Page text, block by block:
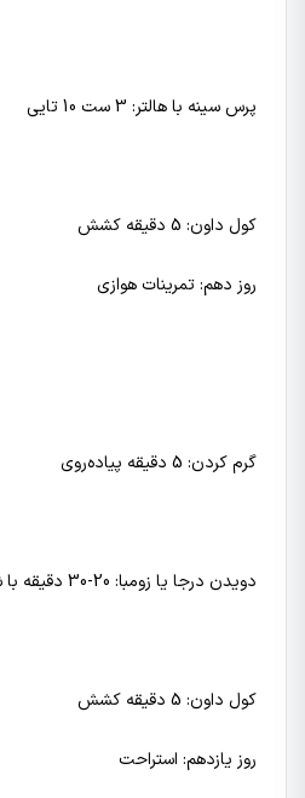
پرس سینه با هالتر: 3 ست 10 تایی
کول داون: 5 دقیقه کشش
روز دهم: تمرینات هوازی
گرم کردن: 5 دقیقه پیاده‌روی
دویدن درجا یا زومبا: 20-30 دقیقه با شدت متوسط
کول داون: 5 دقیقه کشش
روز یازدهم: استراحت